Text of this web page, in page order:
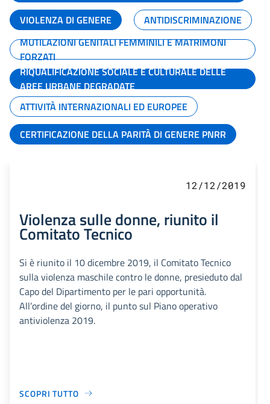
VIOLENZA DI GENERE
ANTIDISCRIMINAZIONE
MUTILAZIONI GENITALI FEMMINILI E MATRIMONI
FORZATI
RIQUALIFICAZIONE SOCIALE E CULTURALE DELLE
AREE URBANE DEGRADATE
ATTIVITÀ INTERNAZIONALI ED EUROPEE
CERTIFICAZIONE DELLA PARITÀ DI GENERE PNRR
12/12/2019
Violenza sulle donne, riunito il
Comitato Tecnico
Si è riunito il 10 dicembre 2019, il Comitato Tecnico
sulla violenza maschile contro le donne, presieduto dal
Capo del Dipartimento per le pari opportunità.
All’ordine del giorno, il punto sul Piano operativo
antiviolenza 2019.
SCOPRI TUTTO